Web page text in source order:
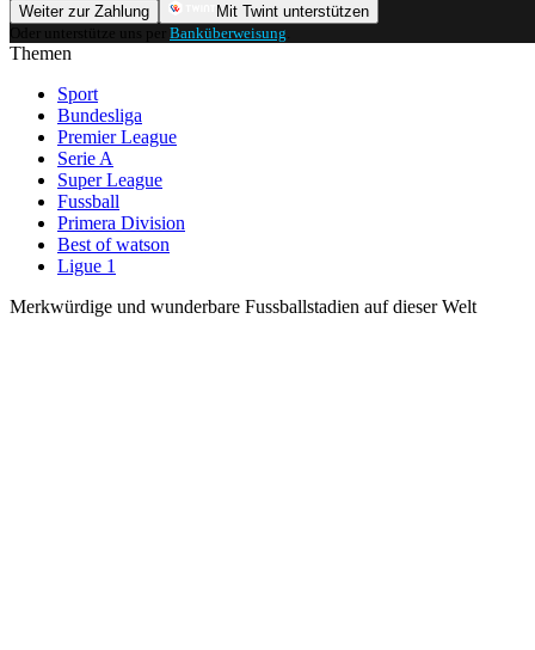
Weiter zur Zahlung
Mit Twint unterstützen
Oder unterstütze uns per Banküberweisung
Themen
Sport
Bundesliga
Premier League
Serie A
Super League
Fussball
Primera Division
Best of watson
Ligue 1
Merkwürdige und wunderbare Fussballstadien auf dieser Welt